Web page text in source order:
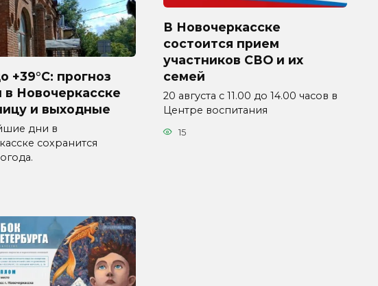
+39°C: прогноз
в Новочеркасске
и выходные
дни в
сохранится
В Новочеркасске
состоится прием
участников СВО и их
семей
20 августа с 11.00 до 14.00 часов в
Центре воспитания
15